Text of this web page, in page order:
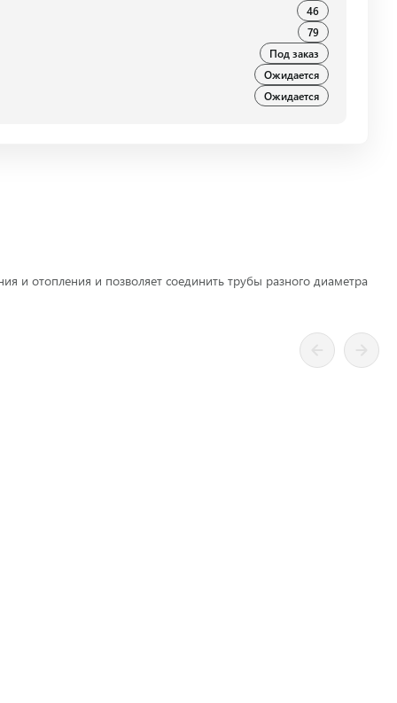
и отопления и позволяет соединить трубы разного диаметра
46
79
Под заказ
Ожидается
Ожидается